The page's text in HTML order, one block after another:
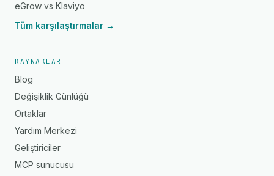
eGrow vs Klaviyo
Tüm karşılaştırmalar →
KAYNAKLAR
Blog
Değişiklik Günlüğü
Ortaklar
Yardım Merkezi
Geliştiriciler
MCP sunucusu